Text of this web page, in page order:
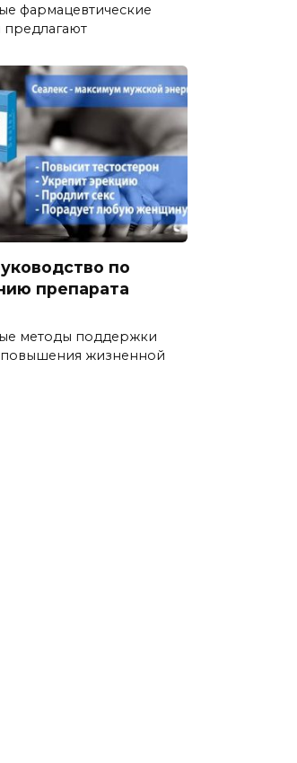
фармацевтические
предлагают
по
препарата
методы поддержки
повышения жизненной